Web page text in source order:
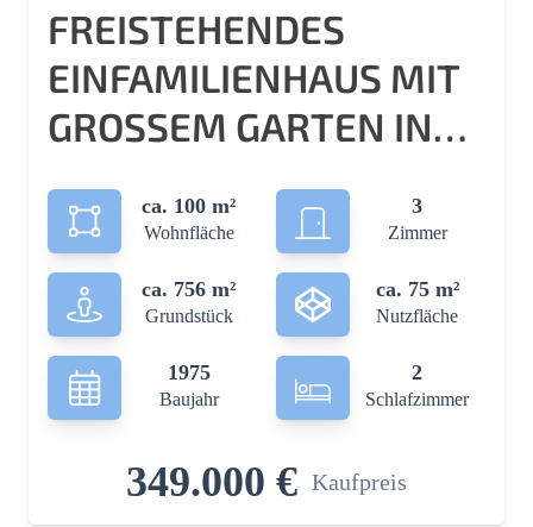
FREISTEHENDES
EINFAMILIENHAUS MIT
GROSSEM GARTEN IN B
ca. 100 m²
Wohnfläche
3
Zimmer
ca. 756 m²
Grundstück
ca. 75 m²
Nutzfläche
1975
Baujahr
2
Schlafzimmer
349.000 € Kaufpreis